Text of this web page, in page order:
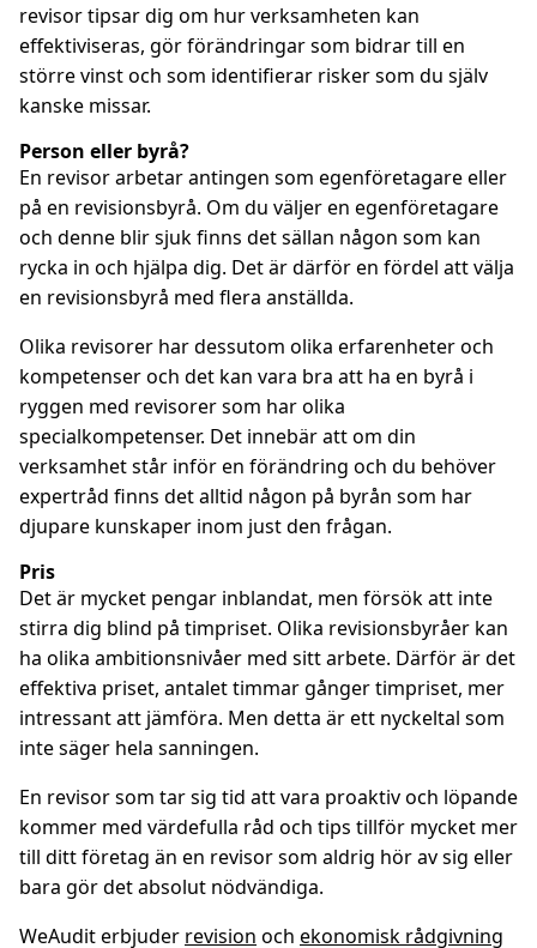
revisor tipsar dig om hur verksamheten kan
effektiviseras, gör förändringar som bidrar till en
större vinst och som identifierar risker som du själv
kanske missar.
Person eller byrå?
En revisor arbetar antingen som egenföretagare eller
på en revisionsbyrå. Om du väljer en egenföretagare
och denne blir sjuk finns det sällan någon som kan
rycka in och hjälpa dig. Det är därför en fördel att välja
en revisionsbyrå med flera anställda.
Olika revisorer har dessutom olika erfarenheter och
kompetenser och det kan vara bra att ha en byrå i
ryggen med revisorer som har olika
specialkompetenser. Det innebär att om din
verksamhet står inför en förändring och du behöver
expertråd finns det alltid någon på byrån som har
djupare kunskaper inom just den frågan.
Pris
Det är mycket pengar inblandat, men försök att inte
stirra dig blind på timpriset. Olika revisionsbyråer kan
ha olika ambitionsnivåer med sitt arbete. Därför är det
effektiva priset, antalet timmar gånger timpriset, mer
intressant att jämföra. Men detta är ett nyckeltal som
inte säger hela sanningen.
En revisor som tar sig tid att vara proaktiv och löpande
kommer med värdefulla råd och tips tillför mycket mer
till ditt företag än en revisor som aldrig hör av sig eller
bara gör det absolut nödvändiga.
WeAudit erbjuder revision och ekonomisk rådgivning